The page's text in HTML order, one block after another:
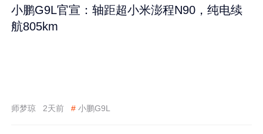
小鹏G9L官宣：轴距超小米澎程N90，纯电续
航805km
师梦琼 2天前 # 小鹏G9L